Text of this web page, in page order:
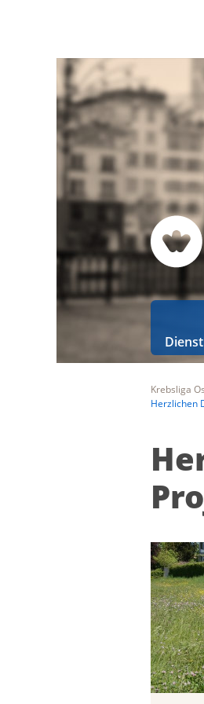
Krebsliga
Herzlichen